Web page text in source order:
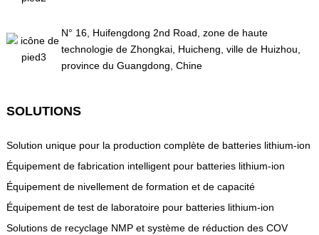
N° 16, Huifengdong 2nd Road, zone de haute
technologie de Zhongkai, Huicheng, ville de Huizhou,
province du Guangdong, Chine
SOLUTIONS
Solution unique pour la production complète de batteries lithium-ion
Équipement de fabrication intelligent pour batteries lithium-ion
Équipement de nivellement de formation et de capacité
Équipement de test de laboratoire pour batteries lithium-ion
Solutions de recyclage NMP et système de réduction des COV